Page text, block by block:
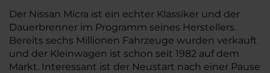
Der Nissan Micra ist ein echter Klassiker und der
Dauerbrenner im Programm seines Herstellers.
Bereits sechs Millionen Fahrzeuge wurden verkauft
und der Kleinwagen ist schon seit 1982 auf dem
Markt. Interessant ist der Neustart nach einer Pause